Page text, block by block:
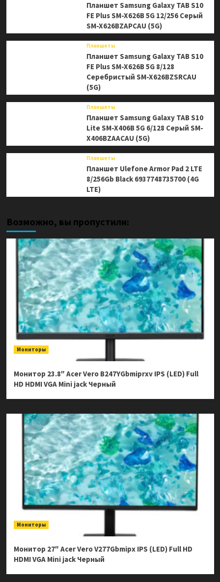
Планшет Samsung Galaxy TAB S10
FE Plus SM-X626B 5G 12/256 Серый
SM-X626BZAPCAU (5G)
Планшеты
Планшет Samsung Galaxy TAB S10
FE Plus SM-X626B 5G 8/128
Серебристый SM-X626BZSRCAU
(5G)
Планшеты
Планшет Samsung Galaxy TAB S10
Lite SM-X406B 5G 6/128 Серый SM-
X406BZAACAU (5G)
Планшеты
Планшет Ulefone Armor Pad 2 LTE
8/256Gb Black 6937748735700 (4G
LTE)
Возможно, вы пропустили:
Мониторы
Монитор 23.8″ Acer Vero B247YGbmiprxv IPS (LED) Full
HD HDMI VGA Mini jack Черный
Мониторы
Монитор 27″ Acer Vero V277Gbmipx IPS (LED) Full HD
HDMI VGA Mini jack Черный